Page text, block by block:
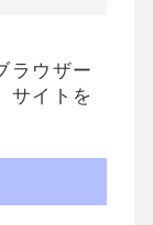
ラウザー
サイトを